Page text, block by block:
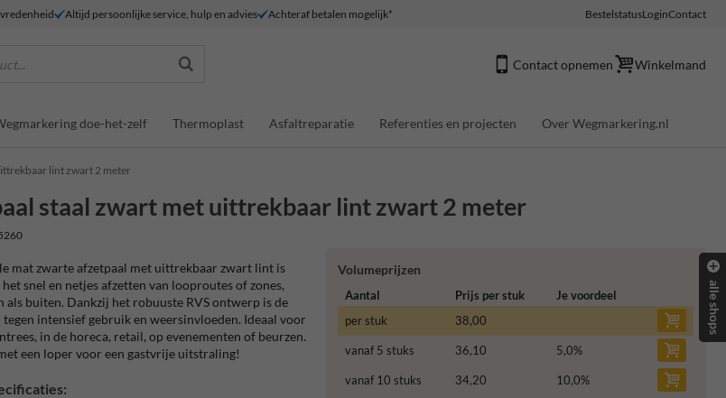
Altijd persoonlijke service, hulp en advies Achteraf betalen mogelijk* BestelstatusLoginContact
Contact opnemen Winkelmand
doe-het-zelf Thermoplast Asfaltreparatie Referenties en projecten Over Wegmarkering.nl
lint zwart 2 meter
staal zwart met uittrekbaar lint zwart 2 meter
Volumeprijzen
Aantal Prijs per stuk
Je voordeel
per stuk
38,00
vanaf 5 stuks 36,10 5,0%
vanaf 10 stuks 34,20 10,0%
mat zwarteafzetpaal met uittrekbaar zwart lint is
snel en netjes afzetten van looproutes of zones,
als buiten. Dankzij het robuuste RVS ontwerp is de
tegen intensief gebruik en weersinvloeden. Ideaal voor
in de horeca, retail, op evenementen of beurzen.
een loper voor een gastvrije uitstraling!
alle shops